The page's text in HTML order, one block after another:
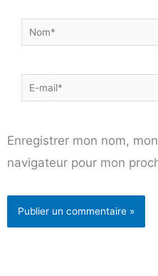
Nom*
E-
mail*
Enregistrer mon nom,
navigateur pour mon